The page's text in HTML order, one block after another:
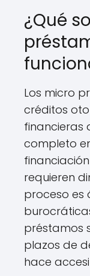
¿Qué
Los micro
créditos
financieras
completo
requieren
proceso es
préstamos
plazos de
hace